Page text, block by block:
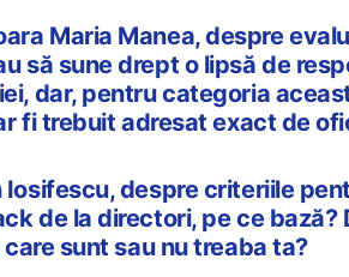
Maria Manea, despre
să sune drept o lipsă de
dar, pentru categoria
fi trebuit adresat exact de
Iosifescu, despre criteriile
de la directori, pe ce bază?
care sunt sau nu treaba ta?